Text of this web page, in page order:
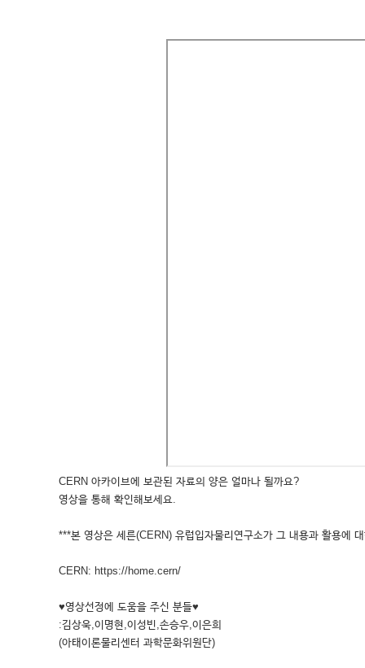
CERN 아카이브에 보관된 자료의 양은 얼마나 될까요?
영상을 통해 확인해보세요.
***본 영상은 세른(CERN) 유럽입자물리연구소가 그 내용과 활용에
CERN: https://home.cern/
♥영상선정에 도움을 주신 분들♥
:김상욱,이명현,이성빈,손승우,이은희
(아태이론물리센터 과학문화위원단)